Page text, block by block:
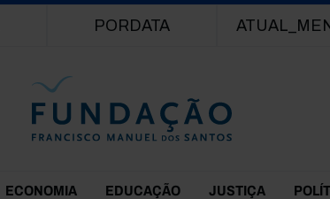
PORDATA
ECONOMIA EDUCAÇÃO JUSTIÇA